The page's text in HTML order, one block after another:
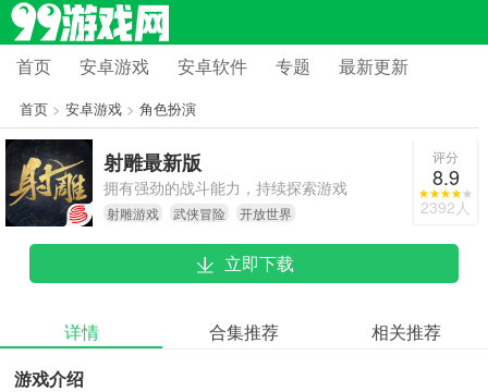
首页 安卓游戏 安卓软件 专题 最新更新
首页> 安卓游戏> 角色扮演
射雕最新版
拥有强劲的战斗能力，持续探索游戏
世界，开启一段荣耀的武术征程。
射雕游戏 武侠冒险 开放世界
评分
8.9
2392人
立即下载
详情 合集推荐
相关推荐
游戏介绍